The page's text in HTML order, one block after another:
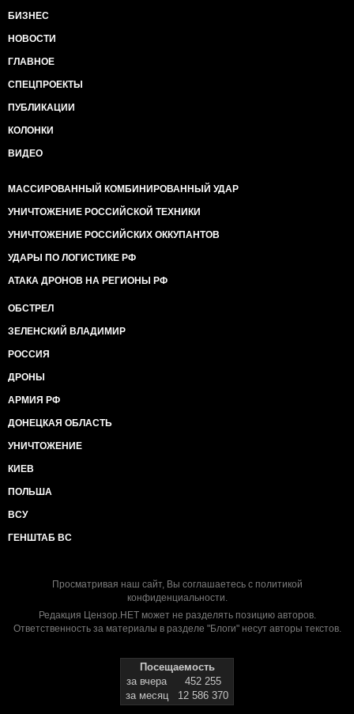
БИЗНЕС
НОВОСТИ
ГЛАВНОЕ
СПЕЦПРОЕКТЫ
ПУБЛИКАЦИИ
КОЛОНКИ
ВИДЕО
МАССИРОВАННЫЙ КОМБИНИРОВАННЫЙ УДАР
УНИЧТОЖЕНИЕ РОССИЙСКОЙ ТЕХНИКИ
УНИЧТОЖЕНИЕ РОССИЙСКИХ ОККУПАНТОВ
УДАРЫ ПО ЛОГИСТИКЕ РФ
АТАКА ДРОНОВ НА РЕГИОНЫ РФ
ОБСТРЕЛ
ЗЕЛЕНСКИЙ ВЛАДИМИР
РОССИЯ
ДРОНЫ
АРМИЯ РФ
ДОНЕЦКАЯ ОБЛАСТЬ
УНИЧТОЖЕНИЕ
КИЕВ
ПОЛЬША
ВСУ
ГЕНШТАБ ВС
Просматривая наш сайт, Вы соглашаетесь с политикой
конфиденциальности.
Редакция Цензор.НЕТ может не разделять позицию авторов.
Ответственность за материалы в разделе "Блоги" несут авторы текстов.
Посещаемость
за вчера
452 255
за месяц
12 586 370